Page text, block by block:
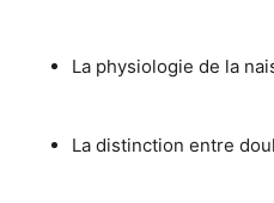
La physiologie de la
La distinction entre